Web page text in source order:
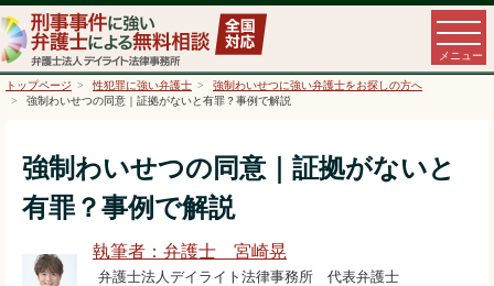
トップページ 性犯罪に強い弁護士
強制わいせつに強い弁護士をお探しの方へ
強制わいせつの同意｜証拠がないと有罪？事例で解説
強制わいせつの同意｜証拠がないと
有罪？事例で解説
執筆者：弁護士 宮崎晃
弁護士法人デイライト法律事務所 代表弁護士